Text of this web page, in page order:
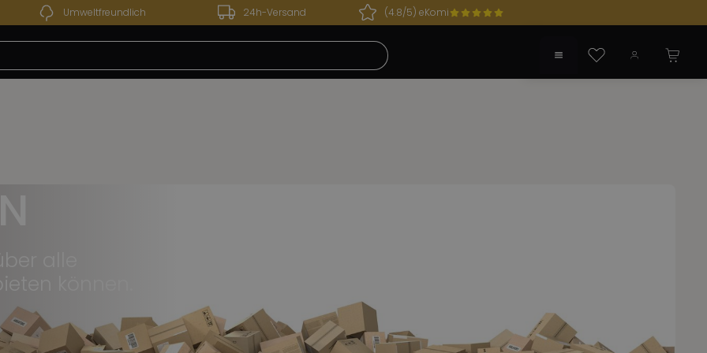
13.07.2026 bis 24.07.2026 - Unser Werksverkauf bleibt geöffnet!
Umweltfreundlich 24h-Versand (4.8/5) eKomi
Du hast 0 Produkte auf dem
alle
können.